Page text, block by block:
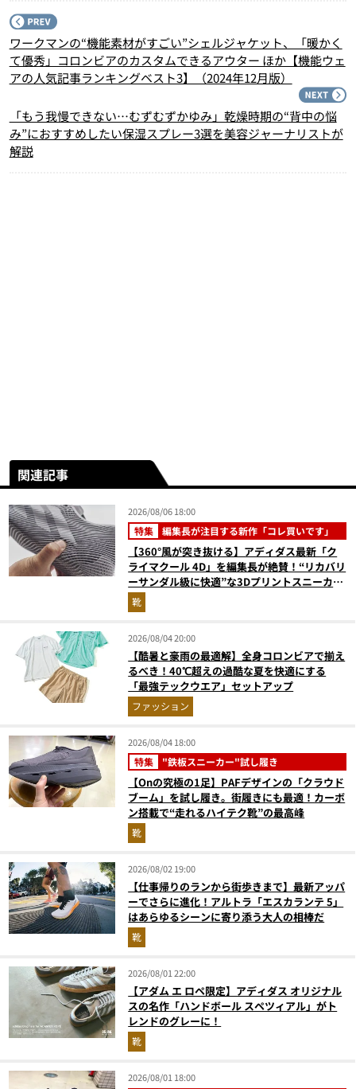
ワークマンの“機能素材がすごい”シェルジャケット、「暖かく
て優秀」コロンビアのカスタムできるアウター ほか【機能ウェ
アの人気記事ランキングベスト3】（2024年12月版）
「もう我慢できない…むずむずかゆみ」乾燥時期の“背中の悩
み”におすすめしたい保湿スプレー3選を美容ジャーナリストが
解説
関連記事
2026/08/06 18:00
特集 編集長が注目する新作「コレ買いです」
【360°風が突き抜ける】アディダス最新「ク
ライマクール 4D」を編集長が絶賛！“リカバリ
ーサンダル級に快適”な3Dプリントスニーカー
『コレ買いです』Vol.173
靴
2026/08/04 20:00
【酷暑と豪雨の最適解】全身コロンビアで揃え
るべき！40℃超えの過酷な夏を快適にする
「最強テックウエア」セットアップ
ファッション
2026/08/04 18:00
特集 "鉄板スニーカー"試し履き
【Onの究極の1足】PAFデザインの「クラウド
ブーム」を試し履き。街履きにも最適！カーボ
ン搭載で“走れるハイテク靴”の最高峰
靴
2026/08/02 19:00
【仕事帰りのランから街歩きまで】最新アッパ
ーでさらに進化！アルトラ「エスカランテ 5」
はあらゆるシーンに寄り添う大人の相棒だ
靴
2026/08/01 22:00
【アダム エ ロペ限定】アディダス オリジナル
スの名作「ハンドボール スペツィアル」がト
レンドのグレーに！
靴
2026/08/01 18:00